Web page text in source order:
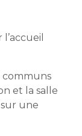
communs
et la salle
une